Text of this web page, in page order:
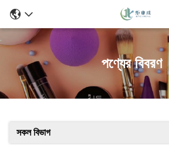
পণ্যের বিবরণ
সকল বিভাগ